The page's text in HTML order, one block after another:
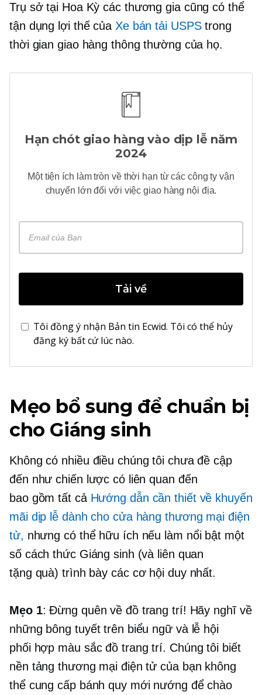
Trụ sở tại Hoa Kỳ các thương gia cũng có thể
tận dụng lợi thế của Xe bán tải USPStrong
thời gian giao hàng thông thường của họ.
Hạn chót giao hàng vào dịp lễ năm
2024
Một tiện ích làm tròn về thời hạn từ các công ty vận
chuyển lớn đối với việc giao hàng nội địa.
Tải về
Tôi đồng ý nhận Bản tin Ecwid. Tôi có thể hủy
đăng ký bất cứ lúc nào.
Mẹo bổ sung để chuẩn bị
cho Giáng sinh
Không có nhiều điều chúng tôi chưa đề cập
đến như chiến lược có liên quan đến
bao gồm tất cả Hướng dẫn cần thiết về khuyến
mãi dịp lễ dành cho cửa hàng thương mại điện
tử, nhưng có thể hữu ích nếu làm nổi bật một
số cách thức Giáng sinh (và liên quan
tặng quà) trình bày các cơ hội duy nhất.
Mẹo 1: Đừng quên về đồ trang trí! Hãy nghĩ về
những bông tuyết trên biểu ngữ và lễ hội
phối hợp màu sắcđồ trang trí. Chúng tôi biết
nền tảng thương mại điện tử của bạn không
thể cung cấp bánh quy mới nướng để chào